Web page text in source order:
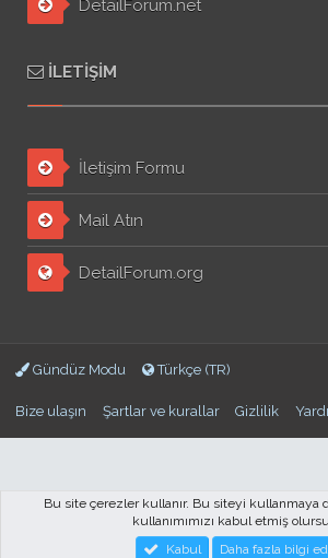
DetailForum.net
İLETIŞIM
İletişim Formu
Mail Atın
DetailForum.org
Gündüz Modu Türkçe (TR)
Bize ulaşın Şartlar ve kurallar Gizlilik
Forum software by XenForo™© 2010-2018 XenForo
2017-2025 . Designed by Pro
Bu site çerezler kullanır. Bu siteyi kullanmaya
kullanımımızı kabul etmiş
Kabul
Daha fazla bilgi